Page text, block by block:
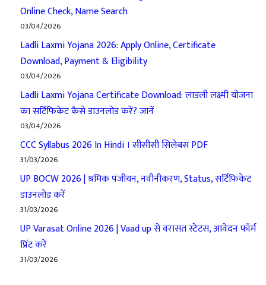
Online Check, Name Search
03/04/2026
Ladli Laxmi Yojana 2026: Apply Online, Certificate
Download, Payment & Eligibility
03/04/2026
Ladli Laxmi Yojana Certificate Download: लाडली लक्ष्मी योजना
का सर्टिफिकेट कैसे डाउनलोड करें? जानें
03/04/2026
CCC Syllabus 2026 In Hindi । सीसीसी सिलेबस PDF
31/03/2026
UP BOCW 2026 | श्रमिक पंजीयन, नवीनीकरण, Status, सर्टिफिकेट
डाउनलोड करें
31/03/2026
UP Varasat Online 2026 | Vaad up से वरासत स्टेटस, आवेदन फॉर्म
प्रिंट करें
31/03/2026